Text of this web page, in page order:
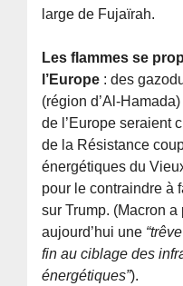
large de Fujaïrah.
Les flammes se
l’Europe : des
(région d’Al-
de l’Europe seraient
de la Résistance
énergétiques du
pour le contraindre à
sur Trump. (Macron a
aujourd’hui une
fin au ciblage des
énergétiques”).